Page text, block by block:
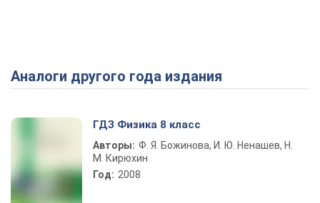
Play Video
Аналоги другого года издания
ГДЗ Физика 8 класс
Авторы: Ф. Я. Божинова, И. Ю. Ненашев, Н.
М. Кирюхин
Год: 2008